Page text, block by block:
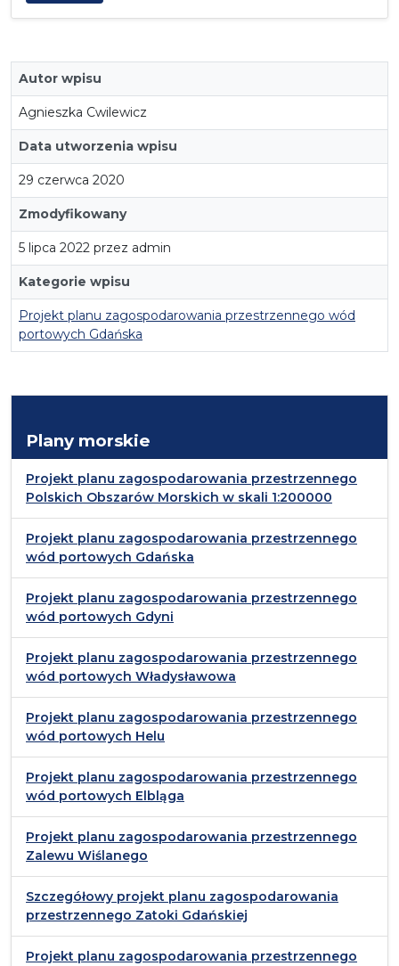
Autor wpisu
Agnieszka Cwilewicz
Data utworzenia wpisu
29 czerwca 2020
Zmodyfikowany
5 lipca 2022 przez admin
Kategorie wpisu
Projekt planu zagospodarowania przestrzennego wód
portowych Gdańska
Plany morskie
Projekt planu zagospodarowania przestrzennego
Polskich Obszarów Morskich w skali 1:200000
Projekt planu zagospodarowania przestrzennego
wód portowych Gdańska
Projekt planu zagospodarowania przestrzennego
wód portowych Gdyni
Projekt planu zagospodarowania przestrzennego
wód portowych Władysławowa
Projekt planu zagospodarowania przestrzennego
wód portowych Helu
Projekt planu zagospodarowania przestrzennego
wód portowych Elbląga
Projekt planu zagospodarowania przestrzennego
Zalewu Wiślanego
Szczegółowy projekt planu zagospodarowania
przestrzennego Zatoki Gdańskiej
Projekt planu zagospodarowania przestrzennego